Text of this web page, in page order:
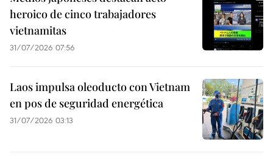
heroico de cinco trabajadores
vietnamitas
31/07/2026 07:56
Laos impulsa oleoducto con Vietnam
en pos de seguridad energética
31/07/2026 03:13